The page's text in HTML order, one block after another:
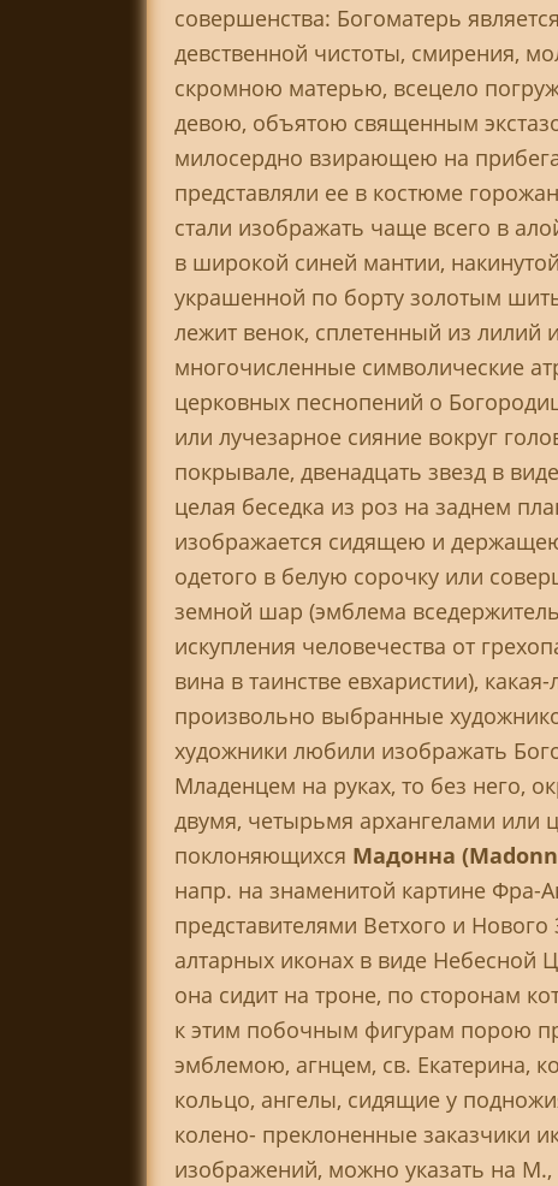
совершенства: Богоматерь
девственной чистоты, смирения,
скромною матерью, всецело
девою, объятою священным
милосердно взирающею на
представляли ее в костюме
стали изображать чаще всего в
в широкой синей мантии,
украшенной по борту золотым
лежит венок, сплетенный из лилий
многочисленные символические
церковных песнопений о
или лучезарное сияние вокруг
покрывале, двенадцать звезд в
целая беседка из роз на заднем
изображается сидящею и
одетого в белую сорочку или
земной шар (эмблема
искупления человечества от
вина в таинстве евхаристии),
произвольно выбранные
художники любили изображать
Младенцем на руках, то без него,
двумя, четырьмя архангелами или
поклоняющихся Мадонна
напр. на знаменитой картине Фра-
представителями Ветхого и
алтарных иконах в виде Небесной
она сидит на троне, по сторонам
к этим побочным фигурам порою
эмблемою, агнцем, св. Екатерина,
кольцо, ангелы, сидящие у
колено- преклоненные заказчики
изображений, можно указать на